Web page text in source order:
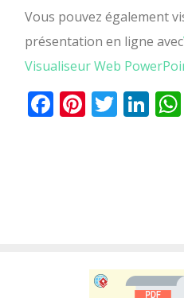
Vous pouvez également
présentation en ligne avec
Visualiseur Web
Facebook